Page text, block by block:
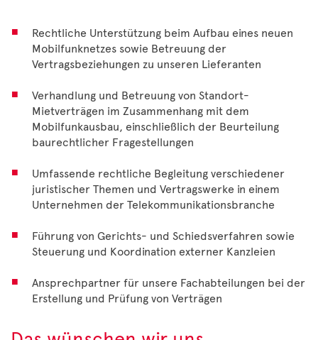
Rechtliche Unterstützung beim Aufbau eines neuen
Mobilfunknetzes sowie Betreuung der
Vertragsbeziehungen zu unseren Lieferanten
Verhandlung und Betreuung von Standort-
Mietverträgen im Zusammenhang mit dem
Mobilfunkausbau, einschließlich der Beurteilung
baurechtlicher Fragestellungen
Umfassende rechtliche Begleitung verschiedener
juristischer Themen und Vertragswerke in einem
Unternehmen der Telekommunikationsbranche
Führung von Gerichts- und Schiedsverfahren sowie
Steuerung und Koordination externer Kanzleien
Ansprechpartner für unsere Fachabteilungen bei der
Erstellung und Prüfung von Verträgen